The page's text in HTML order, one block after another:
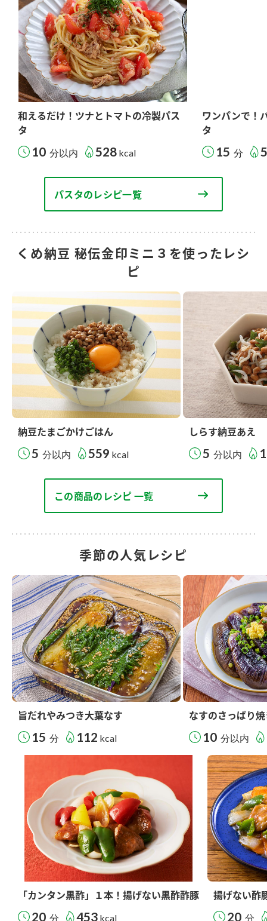
和えるだけ！ツナとトマトの冷製パス
タ
10 分以内 528 kcal
ワンパンで！
タ
15 分
パスタのレシピ一覧
くめ納豆 秘伝金印ミニ３を使ったレシ
ピ
納豆たまごかけごはん
5 分以内 559 kcal
しらす納豆あえ
5 分以内
この商品のレシピ 一覧
季節の人気レシピ
旨だれやみつき大葉なす
15 分 112 kcal
なすのさっぱり
10 分以内
「カンタン黒酢」１本！揚げない黒酢酢豚
20 分 453 kcal
揚げない酢
20 分